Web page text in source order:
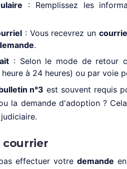
: Remplissez les
: Vous recevrez un
.
: Selon le mode de retour
à 24 heures) ou par voie
n°3 est souvent requis
la demande d'adoption ?
courrier
effectuer votre demande